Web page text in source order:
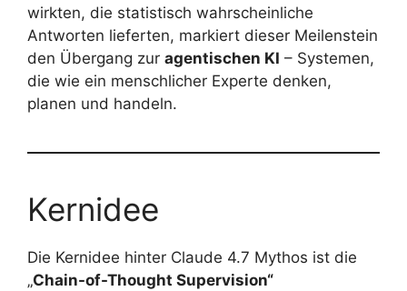
wirkten, die statistisch wahrscheinliche
Antworten lieferten, markiert dieser Meilenstein
den Übergang zur agentischen KI – Systemen,
die wie ein menschlicher Experte denken,
planen und handeln.
Kernidee
Die Kernidee hinter Claude 4.7 Mythos ist die
„Chain-of-Thought Supervision“